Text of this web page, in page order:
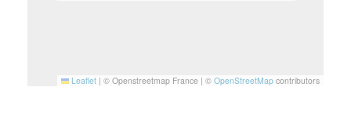
Leaflet | © Openstreetmap France | © OpenStreetMap contributors